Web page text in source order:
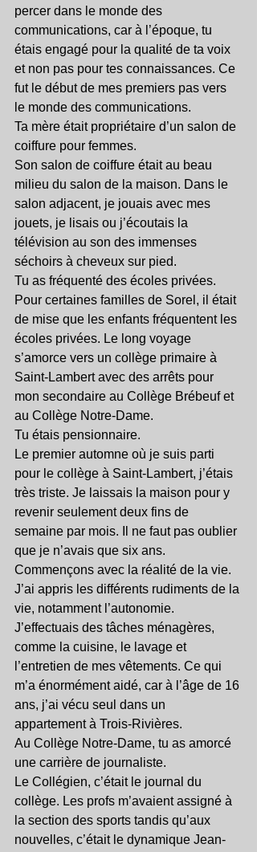
percer dans le monde des
communications, car à l’époque, tu
étais engagé pour la qualité de ta voix
et non pas pour tes connaissances. Ce
fut le début de mes premiers pas vers
le monde des communications.
Ta mère était propriétaire d’un salon de
coiffure pour femmes.
Son salon de coiffure était au beau
milieu du salon de la maison. Dans le
salon adjacent, je jouais avec mes
jouets, je lisais ou j’écoutais la
télévision au son des immenses
séchoirs à cheveux sur pied.
Tu as fréquenté des écoles privées.
Pour certaines familles de Sorel, il était
de mise que les enfants fréquentent les
écoles privées. Le long voyage
s’amorce vers un collège primaire à
Saint-Lambert avec des arrêts pour
mon secondaire au Collège Brébeuf et
au Collège Notre-Dame.
Tu étais pensionnaire.
Le premier automne où je suis parti
pour le collège à Saint-Lambert, j’étais
très triste. Je laissais la maison pour y
revenir seulement deux fins de
semaine par mois. Il ne faut pas oublier
que je n’avais que six ans.
Commençons avec la réalité de la vie.
J’ai appris les différents rudiments de la
vie, notamment l’autonomie.
J’effectuais des tâches ménagères,
comme la cuisine, le lavage et
l’entretien de mes vêtements. Ce qui
m’a énormément aidé, car à l’âge de 16
ans, j’ai vécu seul dans un
appartement à Trois-Rivières.
Au Collège Notre-Dame, tu as amorcé
une carrière de journaliste.
Le Collégien, c’était le journal du
collège. Les profs m’avaient assigné à
la section des sports tandis qu’aux
nouvelles, c’était le dynamique Jean-